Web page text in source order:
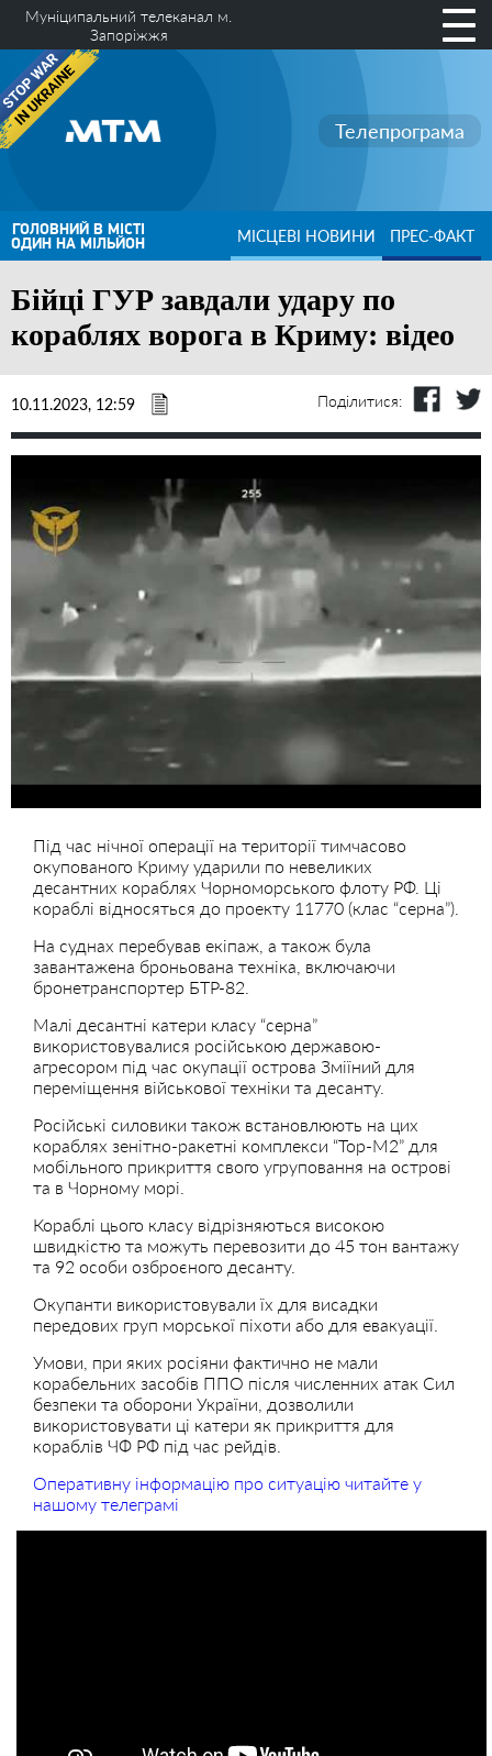
Муніципальний телеканал м.
Запоріжжя
Телепрограма
ГОЛОВНИЙ В МІСТІ
ОДИН НА МІЛЬЙОН МІСЦЕВІ НОВИНИ ПРЕС-ФАКТ
Бійці ГУР завдали удару по
кораблях ворога в Криму: відео
10.11.2023, 12:59 Поділитися:
Під час нічної операції на території тимчасово
окупованого Криму ударили по невеликих
десантних кораблях Чорноморського флоту РФ. Ці
кораблі відносяться до проекту 11770 (клас “серна”).
На суднах перебував екіпаж, а також була
завантажена броньована техніка, включаючи
бронетранспортер БТР-82.
Малі десантні катери класу “серна”
використовувалися російською державою-
агресором під час окупації острова Зміїний для
переміщення військової техніки та десанту.
Російські силовики також встановлюють на цих
кораблях зенітно-ракетні комплекси “Тор-М2” для
мобільного прикриття свого угруповання на острові
та в Чорному морі.
Кораблі цього класу відрізняються високою
швидкістю та можуть перевозити до 45 тон вантажу
та 92 особи озброєного десанту.
Окупанти використовували їх для висадки
передових груп морської піхоти або для евакуації.
Умови, при яких росіяни фактично не мали
корабельних засобів ППО після численних атак Сил
безпеки та оборони України, дозволили
використовувати ці катери як прикриття для
кораблів ЧФ РФ під час рейдів.
Оперативну інформацію про ситуацію читайте у
нашому телеграмі